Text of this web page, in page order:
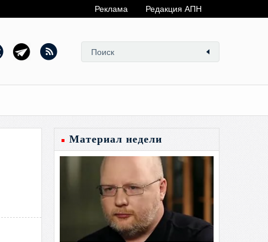
Реклама Редакция АПН
Материал недели